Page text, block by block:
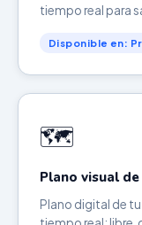
tiempo real para
Disponible en:
🗺️
Plano visual
Plano digital de